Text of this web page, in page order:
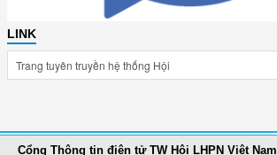
LINK
Cổng Thông tin điện tử TW Hội LHPN Việt Nam